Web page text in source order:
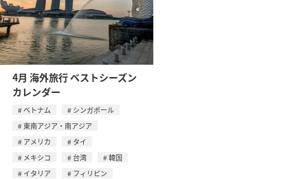
4月 海外旅行 ベストシーズン
カレンダー
ベトナム
シンガポール
東南アジア・南アジア
アメリカ
タイ
メキシコ
台湾
韓国
イタリア
フィリピン